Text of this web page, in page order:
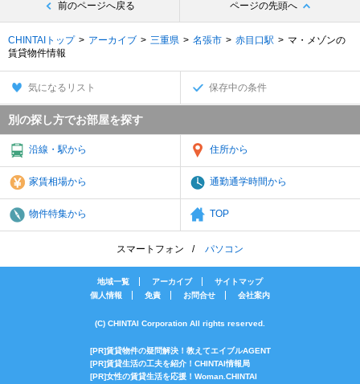
前のページへ戻る ページの先頭へ
CHINTAIトップ アーカイブ 三重県 名張市 赤目口駅
マ・メゾンの
賃貸物件情報
気になるリスト 保存中の条件
別の探し方でお部屋を探す
沿線・駅から 住所から
家賃相場から 通勤通学時間から
物件特集から TOP
スマートフォン パソコン
地域一覧 アーカイブ
サイトマップ
個人情報
免責 お問合せ 会社案内
(C) CHINTAI Corporation All rights reserved.
[PR]賃貸物件の疑問解決！教えてエイブルAGENT
[PR]賃貸生活の工夫を紹介！CHINTAI情報局
[PR]女性の賃貸生活を応援！Woman.CHINTAI